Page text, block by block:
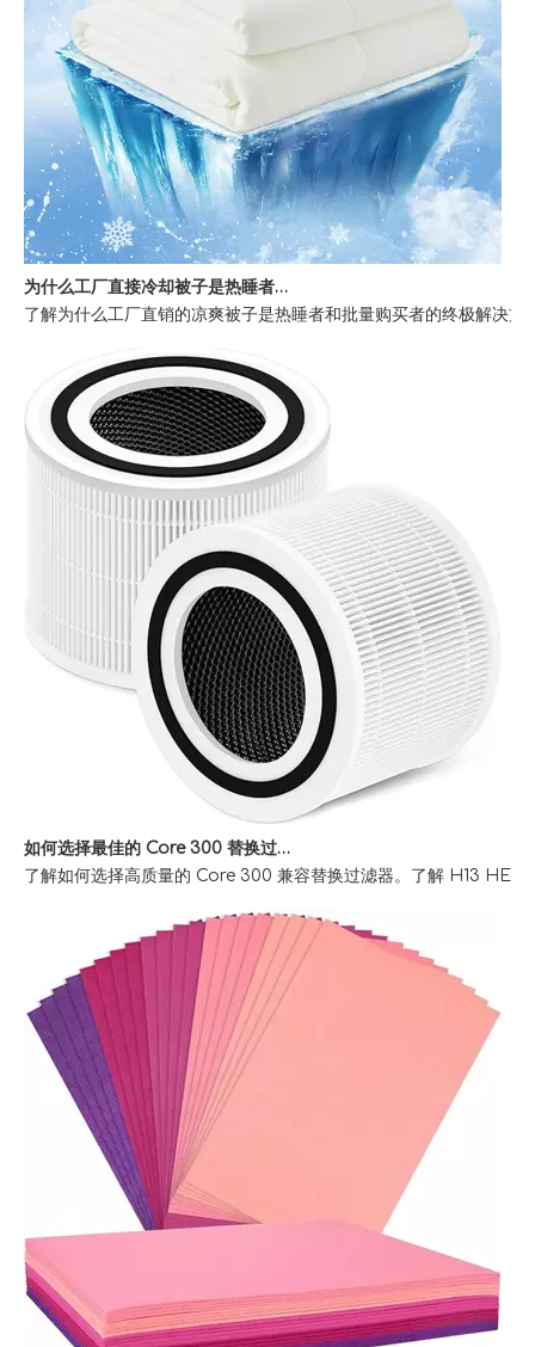
了解为什么工厂直销的凉爽被子是热睡者和批量购买者的终极解决
了解如何选择高质量的 Core 300 兼容替换过滤器。了解 H13